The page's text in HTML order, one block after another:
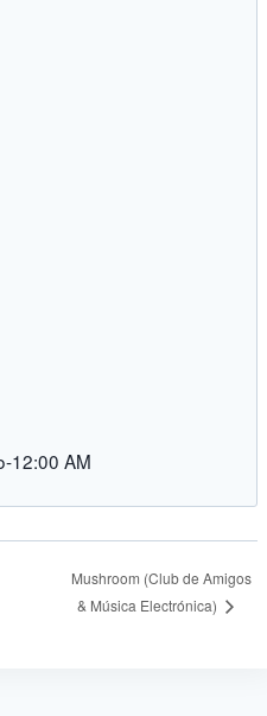
12:00 AM
Mushroom (Club de Amigos
& Música Electrónica)